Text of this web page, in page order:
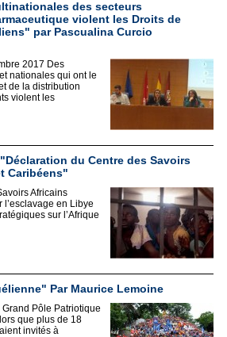
des secteurs
violent les Droits de
par Pascualina Curcio
2017 Des
nationales qui ont le
de la distribution
violent les
"Déclaration du Centre des Savoirs
Caribéens"
Africains
en Libye
sur l’Afrique
Par Maurice Lemoine
Pôle Patriotique
que plus de 18
invités à